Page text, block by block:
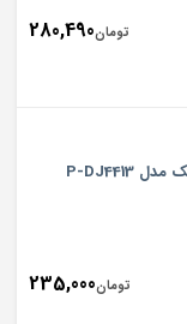
تومان280,490
تومان235,000